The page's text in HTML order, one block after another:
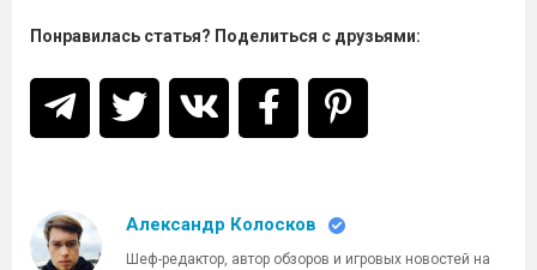
Понравилась статья? Поделиться с друзьями:
Александр Колосков
Шеф-редактор, автор обзоров и игровых новостей на